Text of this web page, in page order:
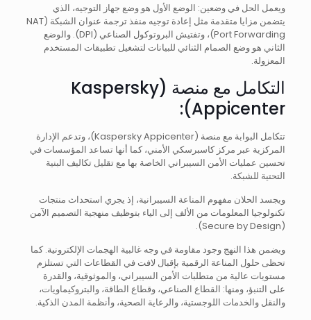
ويعمل الحل في وضعين: الوضع الأول هو وضع جهاز التوجيه، الذي
يتضمن مزايا متقدمة مثل إعادة توجيه منفذ ترجمة عنوان الشبكة (NAT
Port Forwarding)، وتفتيش البروتوكول الصناعي (DPI). والوضع
الثاني هو وضع الصمام الثنائي للبيانات لتشغيل تطبيقات المستخدم
المعزولة.
التكامل مع منصة (Kaspersky
Appicenter):
تتكامل البوابة مع منصة (Kaspersky Appicenter)، وتدعم الإدارة
المركزية عبر مركز كاسبرسكي الأمني، كما أنها تساعد المؤسسات في
تحسين عمليات الأمن السيبراني الخاصة بها مع تقليل تكاليف البنية
التحتية للشبكة.
ويجسد الحلان مفهوم المناعة السيبرانية، إذ يجري استحداث منتجات
تكنولوجيا المعلومات من الألف إلى الياء بتوظيف منهجية التصميم الآمن
(Secure by Design).
ويضمن هذا النهج وجود مقاومة في وجه غالبية الهجمات الإلكترونية. كما
تحظى حلول المناعة الرقمية بإقبال لافت في القطاعات التي تستلزم
مستويات عالية من متطلبات الأمن السيبراني، والموثوقية، والقدرة
على التنبؤ، ومنها: القطاع الصناعي، وقطاع الطاقة، والبتروكيماويات،
والنقل والخدمات اللوجستية، والرعاية الصحية، وأنظمة المدن الذكية.